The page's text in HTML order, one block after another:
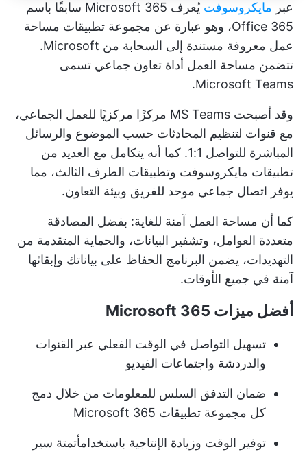
عبر مايكروسوفت
يُعرف Microsoft 365 سابقًا باسم
Office 365، وهو عبارة عن مجموعة تطبيقات مساحة
عمل معروفة مستندة إلى السحابة من Microsoft.
تتضمن مساحة العمل أداة تعاون جماعي تسمى
Microsoft Teams.
وقد أصبحت MS Teams مركزًا مركزيًا للعمل الجماعي،
مع قنوات لتنظيم المحادثات حسب الموضوع والرسائل
المباشرة للتواصل 1:1. كما أنه يتكامل مع العديد من
تطبيقات مايكروسوفت وتطبيقات الطرف الثالث، مما
يوفر اتصال جماعي موحد للفريق وبيئة التعاون.
كما أن مساحة العمل آمنة للغاية: بفضل المصادقة
متعددة العوامل، وتشفير البيانات، والحماية المتقدمة من
التهديدات، يضمن البرنامج الحفاظ على بياناتك وإبقائها
آمنة في جميع الأوقات.
أفضل ميزات Microsoft 365
تسهيل التواصل في الوقت الفعلي عبر القنوات
والدردشة واجتماعات الفيديو
ضمان التدفق السلس للمعلومات من خلال دمج
كل مجموعة تطبيقات Microsoft 365
توفير الوقت وزيادة الإنتاجية باستخدامأتمتة سير